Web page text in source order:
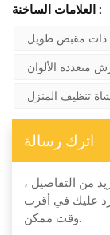
العلامات الساخنة :
ذات مقبض طويل
متعددة الألوان
تنظيف المنزل
اترك رسالة
من التفاصيل ،
عليك في أقرب
وقت ممكن.